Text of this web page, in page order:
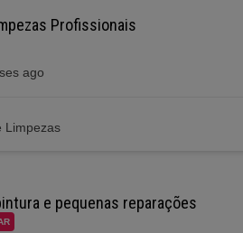
Profissionais
ago
Limpezas
e pequenas reparações